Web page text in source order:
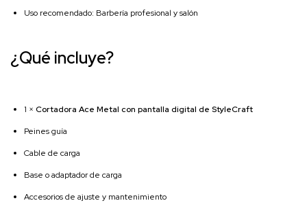
Uso recomendado: Barbería profesional y salón
¿Qué incluye?
1 × Cortadora Ace Metal con pantalla digital de StyleCraft
Peines guía
Cable de carga
Base o adaptador de carga
Accesorios de ajuste y mantenimiento